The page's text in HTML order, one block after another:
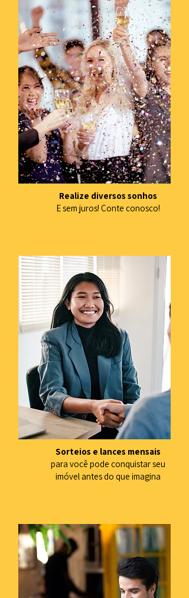
Realize diversos sonhos
E sem juros! Conte conosco!
Sorteios e lances mensais
para você pode conquistar seu
imóvel antes do que imagina